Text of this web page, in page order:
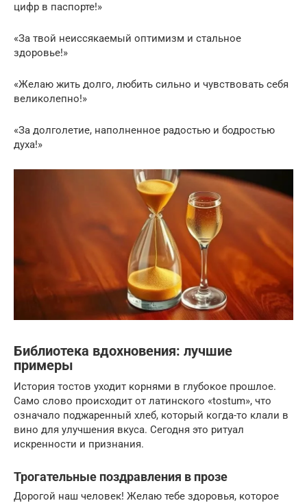
цифр в паспорте!»
«За твой неиссякаемый оптимизм и стальное
здоровье!»
«Желаю жить долго, любить сильно и чувствовать себя
великолепно!»
«За долголетие, наполненное радостью и бодростью
духа!»
Библиотека вдохновения: лучшие
примеры
История тостов уходит корнями в глубокое прошлое.
Само слово происходит от латинского «tostum», что
означало поджаренный хлеб, который когда-то клали в
вино для улучшения вкуса. Сегодня это ритуал
искренности и признания.
Трогательные поздравления в прозе
Дорогой наш человек! Желаю тебе здоровья, которое